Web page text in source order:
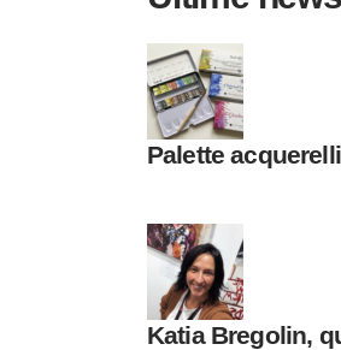
Palette
Katia Bregolin,